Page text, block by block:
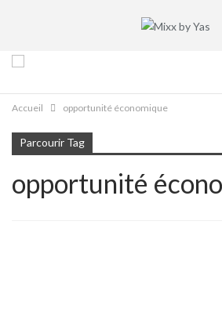
Accueil opportunité économique
Parcourir Tag
opportunité